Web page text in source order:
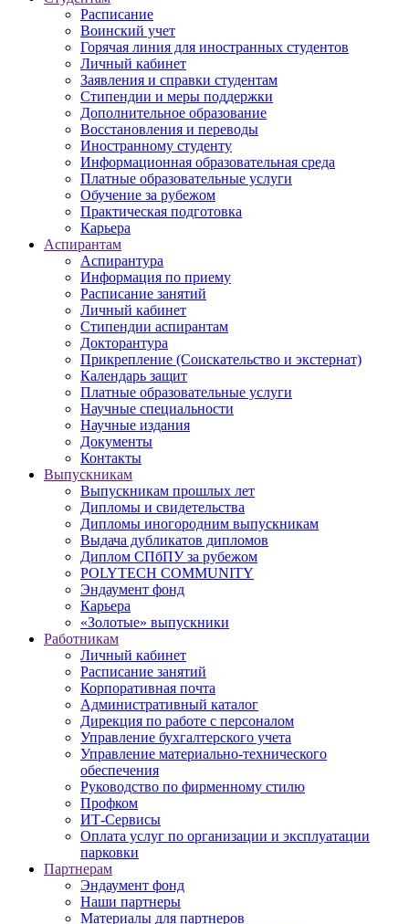
Расписание
Воинский учет
Горячая линия для иностранных студентов
Личный кабинет
Заявления и справки студентам
Стипендии и меры поддержки
Дополнительное образование
Восстановления и переводы
Иностранному студенту
Информационная образовательная среда
Платные образовательные услуги
Обучение за рубежом
Практическая подготовка
Карьера
Аспирантам
Аспирантура
Информация по приему
Расписание занятий
Личный кабинет
Стипендии аспирантам
Докторантура
Прикрепление (Соискательство и экстернат)
Календарь защит
Платные образовательные услуги
Научные специальности
Научные издания
Документы
Контакты
Выпускникам
Выпускникам прошлых лет
Дипломы и свидетельства
Дипломы иногородним выпускникам
Выдача дубликатов дипломов
Диплом СПбПУ за рубежом
POLYTECH COMMUNITY
Эндаумент фонд
Карьера
«Золотые» выпускники
Работникам
Личный кабинет
Расписание занятий
Корпоративная почта
Административный каталог
Дирекция по работе с персоналом
Управление бухгалтерского учета
Управление материально-технического
обеспечения
Руководство по фирменному стилю
Профком
ИТ-Сервисы
Оплата услуг по организации и эксплуатации
парковки
Партнерам
Эндаумент фонд
Наши партнеры
Материалы для партнеров